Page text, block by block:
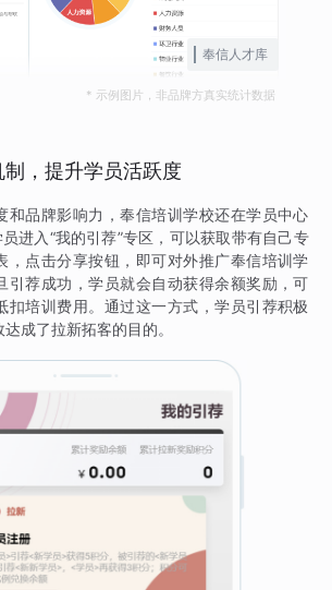
奉信人才库
* 示例图片，非品牌方真实统计数据
，提升学员活跃度
和品牌影响力，奉信培训学校还在学员中心
员进入“我的引荐”专区，可以获取带有自己专
，点击分享按钮，即可对外推广奉信培训学
引荐成功，学员就会自动获得余额奖励，可
扣培训费用。通过这一方式，学员引荐积极
成了拉新拓客的目的。